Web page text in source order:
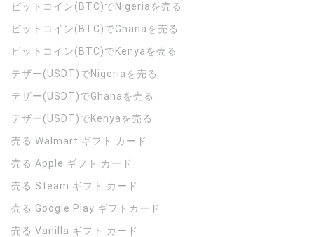
ビットコイン(BTC)でNigeriaを売る
ビットコイン(BTC)でGhanaを売る
ビットコイン(BTC)でKenyaを売る
テザー(USDT)でNigeriaを売る
テザー(USDT)でGhanaを売る
テザー(USDT)でKenyaを売る
売る Walmart ギフト カード
売る Apple ギフト カード
売る Steam ギフト カード
売る Google Play ギフトカード
売る Vanilla ギフト カード